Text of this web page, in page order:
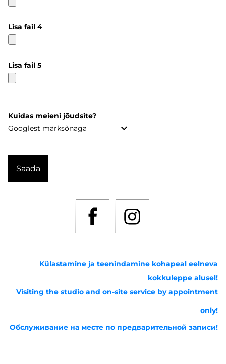
Lisa fail 4
Lisa fail 5
Kuidas meieni jõudsite?
Külastamine ja teenindamine kohapeal eelneva
kokkuleppe alusel!
Visiting the studio and on-site service by appointment
only!
Обслуживание на месте по предварительной записи!